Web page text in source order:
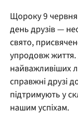
Щороку 9 червня
день друзів —
свято,
упродовж
найважливіших
справжні друзі
підтримують у
нашим успіхам.